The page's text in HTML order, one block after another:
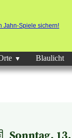
Blaulicht